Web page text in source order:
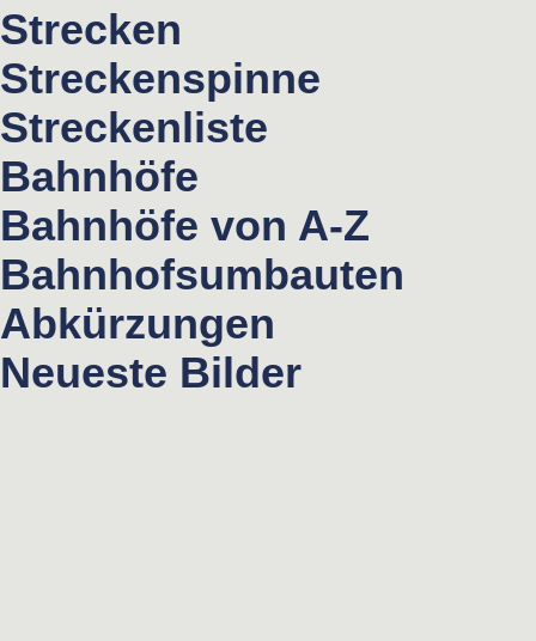
Strecken
Streckenspinne
Streckenliste
Bahnhöfe
Bahnhöfe von A-Z
Bahnhofsumbauten
Abkürzungen
Neueste Bilder